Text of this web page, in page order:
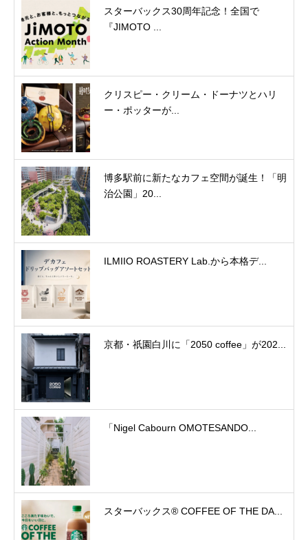
スターバックス30周年記念！全国で
『JIMOTO ...
クリスピー・クリーム・ドーナツとハリ
ー・ポッターが...
博多駅前に新たなカフェ空間が誕生！「明
治公園」20...
ILMIIO ROASTERY Lab.から本格デ...
京都・祇園白川に「2050 coffee」が202...
「Nigel Cabourn OMOTESANDO...
スターバックス® COFFEE OF THE DA...